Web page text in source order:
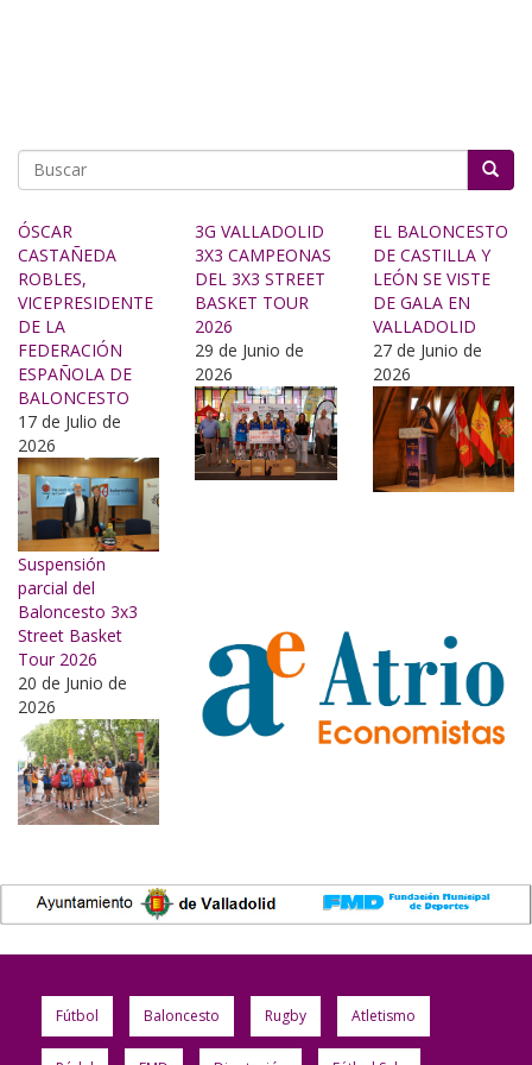
ÓSCAR
CASTAÑEDA
ROBLES,
VICEPRESIDENTE
DE LA
FEDERACIÓN
ESPAÑOLA DE
BALONCESTO
17 de Julio de
2026
3G VALLADOLID
3X3 CAMPEONAS
DEL 3X3 STREET
BASKET TOUR
2026
29 de Junio de
2026
EL BALONCESTO
DE CASTILLA Y
LEÓN SE VISTE
DE GALA EN
VALLADOLID
27 de Junio de
2026
Suspensión
parcial del
Baloncesto 3x3
Street Basket
Tour 2026
20 de Junio de
2026
Fútbol Baloncesto Rugby Atletismo